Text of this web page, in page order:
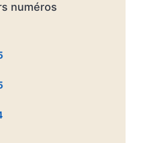
numéros